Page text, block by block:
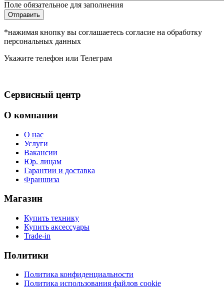
Поле обязательное для заполнения
Отправить
*нажимая кнопку вы соглашаетесь согласие на обработку
персональных данных
Укажите телефон или Телеграм
Сервисный центр
О компании
О нас
Услуги
Вакансии
Юр. лицам
Гарантии и доставка
Франшиза
Магазин
Купить технику
Купить аксессуары
Trade-in
Политики
Политика конфиденциальности
Политика использования файлов cookie